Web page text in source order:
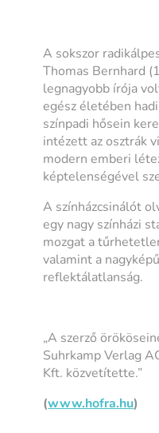
A sokszor
Thomas Bernhard
legnagyobb írója
egész életében
színpadi hősein
intézett az osztrák
modern emberi
képtelenségével
A színházcsinálót
egy nagy színházi
mozgat a
valamint a
reflektálatlanság.
„A szerző
Suhrkamp Verlag
Kft. közvetítette.”
(www.hofra.hu)